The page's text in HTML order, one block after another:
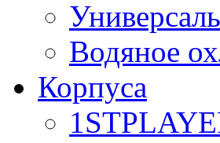
Водяное
Корпуса